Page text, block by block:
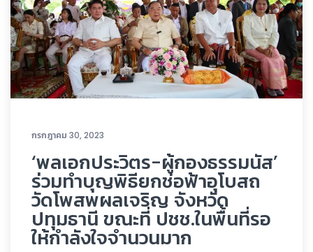
กรกฎาคม 30, 2023
‘พลเอกประวิตร-ผู้กองธรรมนัส’
ร่วมทำบุญพิธียกช่อฟ้าอุโบสถ
วัดโพสพผลเจริญ จังหวัด
ปทุมธานี ขณะที่ ปชช.ในพื้นที่รอ
ให้กำลังใจจำนวนมาก